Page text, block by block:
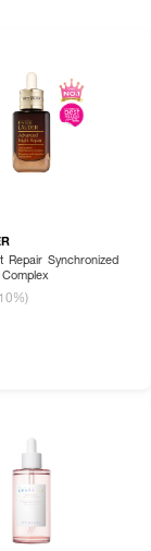
ำ มีจุดด่างดำ สีผิวไม่
Serum เคล็ดลับผิว
Repair Synchronized